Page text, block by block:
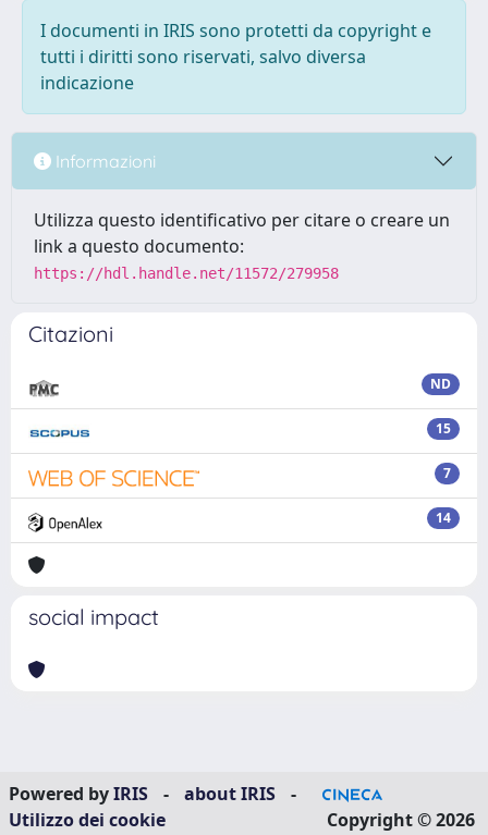
I documenti in IRIS sono protetti da copyright e
tutti i diritti sono riservati, salvo diversa
indicazione
Informazioni
Utilizza questo identificativo per citare o creare un
link a questo documento:
https://hdl.handle.net/11572/279958
Citazioni
ND
15
7
14
social impact
Powered byIRIS - about IRIS
-
Utilizzo dei cookie
Copyright © 2026